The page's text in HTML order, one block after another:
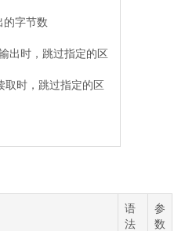
的字节数
出时，跳过指定的区
取时，跳过指定的区
语
法
参
数